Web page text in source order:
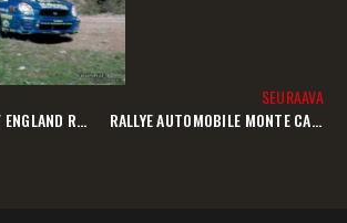
TEMPEST SOUTH OF ENGLAND RALLY (SORA) 25-26.10.2003
SEURAAVA
RALLYE AUTOMOBILE MONTE CARLO 22-25.1.2004